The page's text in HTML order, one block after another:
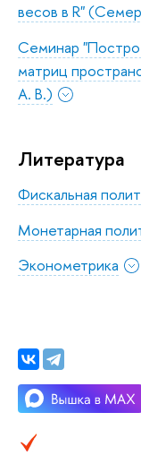
весов в R"
Семинар
матриц
А. В.)
Литература
Фискальная
Монетарная
Эконометрика